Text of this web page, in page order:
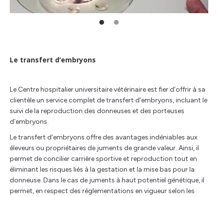
Le transfert d’embryons
Le Centre hospitalier universitaire vétérinaire est fier d’offrir à sa
clientèle un service complet de transfert d’embryons, incluant le
suivi de la reproduction des donneuses et des porteuses
d’embryons.
Le transfert d’embryons offre des avantages indéniables aux
éleveurs ou propriétaires de juments de grande valeur. Ainsi, il
permet de concilier carrière sportive et reproduction tout en
éliminant les risques liés à la gestation et la mise bas pour la
donneuse. Dans le cas de juments à haut potentiel génétique, il
permet, en respect des réglementations en vigueur selon les